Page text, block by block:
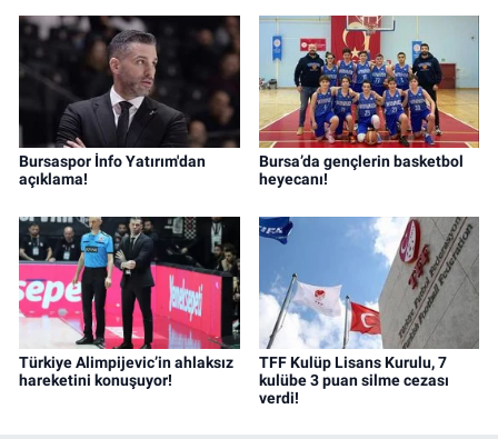
Bursaspor İnfo Yatırım'dan
açıklama!
Bursa’da gençlerin basketbol
heyecanı!
Türkiye Alimpijevic’in ahlaksız
hareketini konuşuyor!
TFF Kulüp Lisans Kurulu, 7
kulübe 3 puan silme cezası
verdi!